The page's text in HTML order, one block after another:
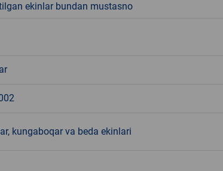
ekinlar bundan mustasno
kungaboqar va beda ekinlari